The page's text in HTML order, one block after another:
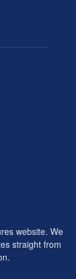
website. We
straight from